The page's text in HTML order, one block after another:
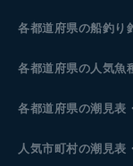
各都道府県の船釣り
各都道府県の人気魚
各都道府県の潮見表
人気市町村の潮見表